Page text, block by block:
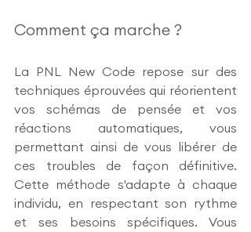
Comment ça marche ?
La PNL New Code repose sur des
techniques éprouvées qui réorientent
vos schémas de pensée et vos
réactions automatiques, vous
permettant ainsi de vous libérer de
ces troubles de façon définitive.
Cette méthode s'adapte à chaque
individu, en respectant son rythme
et ses besoins spécifiques. Vous